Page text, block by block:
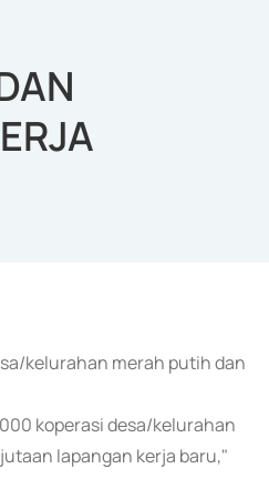
kelurahan merah putih dan
koperasi desa/kelurahan
lapangan kerja baru,"